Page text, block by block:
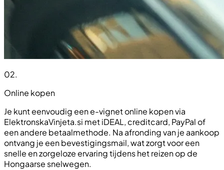
02.
Online kopen
Je kunt eenvoudig een e-vignet online kopen via
ElektronskaVinjeta.si met iDEAL, creditcard, PayPal of
een andere betaalmethode. Na afronding van je aankoop
ontvang je een bevestigingsmail, wat zorgt voor een
snelle en zorgeloze ervaring tijdens het reizen op de
Hongaarse snelwegen.